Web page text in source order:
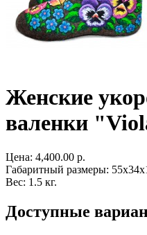
Женские
валенки
Цена: 4,400.00 р.
Габаритный размеры:
Вес: 1.5 кг.
Доступные